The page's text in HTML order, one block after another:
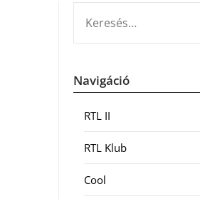
Navigáció
RTL II
RTL Klub
Cool